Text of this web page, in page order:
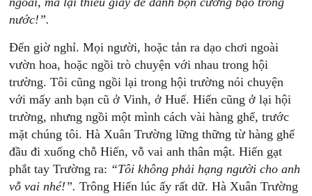
nước!”.
Đến giờ nghỉ. Mọi người, hoặc tản ra dạo chơi ngoài
vườn hoa, hoặc ngồi trò chuyện với nhau trong hội
trường. Tôi cũng ngồi lại trong hội trường nói chuyện
với mấy anh bạn cũ ở Vinh, ở Huế. Hiến cũng ở lại hội
trường, nhưng ngồi một mình cách vài hàng ghế, trước
mặt chúng tôi. Hà Xuân Trường lững thững từ hàng ghế
đầu đi xuống chỗ Hiến, vỗ vai anh thân mật. Hiến gạt
phắt tay Trường ra: “Tôi không phải hạng người cho anh
vỗ vai nhé!”. Trông Hiến lúc ấy rất dữ. Hà Xuân Trường